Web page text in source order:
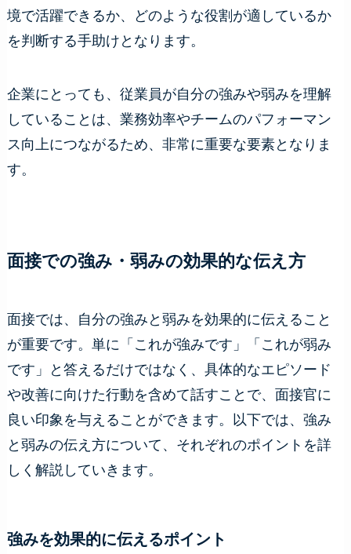
境で活躍できるか、どのような役割が適しているか
を判断する手助けとなります。
企業にとっても、従業員が自分の強みや弱みを理解
していることは、業務効率やチームのパフォーマン
ス向上につながるため、非常に重要な要素となりま
す。
面接での強み・弱みの効果的な伝え方
面接では、自分の強みと弱みを効果的に伝えること
が重要です。単に「これが強みです」「これが弱み
です」と答えるだけではなく、具体的なエピソード
や改善に向けた行動を含めて話すことで、面接官に
良い印象を与えることができます。以下では、強み
と弱みの伝え方について、それぞれのポイントを詳
しく解説していきます。
強みを効果的に伝えるポイント